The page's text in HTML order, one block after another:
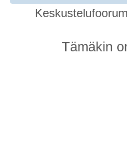
Tämäkin